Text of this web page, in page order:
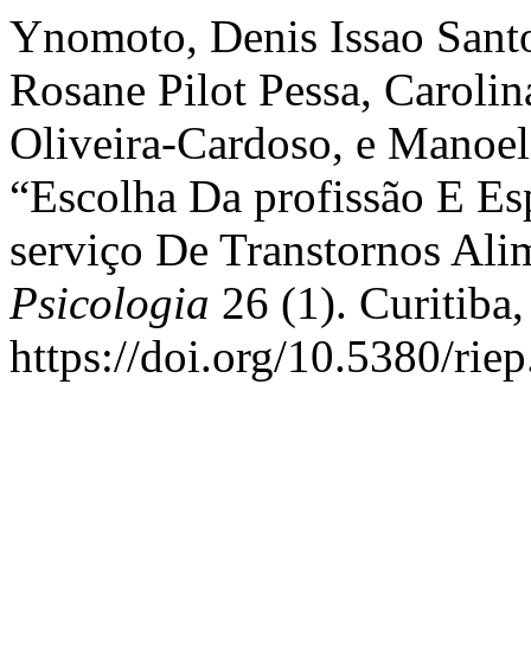
Ynomoto, Denis Issao
Rosane Pilot Pessa,
Oliveira-Cardoso, e
“Escolha Da profissão E
serviço De Transtornos
Psicologia 26 (1).
https://doi.org/10.5380/